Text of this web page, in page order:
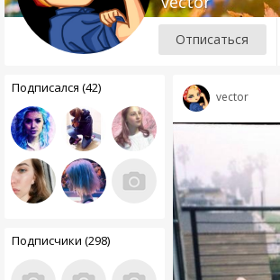
Отписаться
Подписался (42)
Подписчики (298)
vector